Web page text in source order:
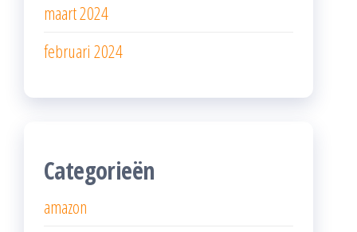
maart 2024
februari 2024
Categorieën
amazon